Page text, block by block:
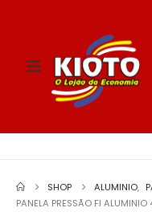
SHOP ALUMINIO,
PANELA PRESSÃO FI ALUMINIO